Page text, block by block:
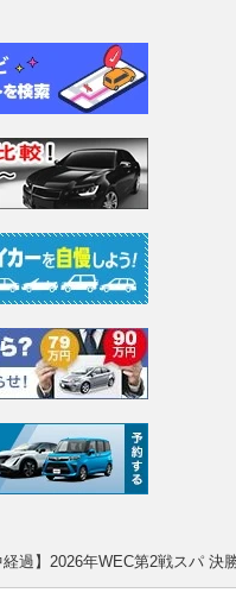
経過】2026年WEC第2戦スパ 決